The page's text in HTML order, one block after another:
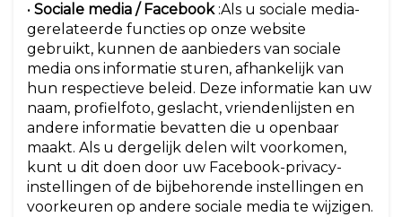
• Sociale media / Facebook:Als u sociale media-
gerelateerde functies op onze website
gebruikt, kunnen de aanbieders van sociale
media ons informatie sturen, afhankelijk van
hun respectieve beleid. Deze informatie kan uw
naam, profielfoto, geslacht, vriendenlijsten en
andere informatie bevatten die u openbaar
maakt. Als u dergelijk delen wilt voorkomen,
kunt u dit doen door uw Facebook-privacy-
instellingen of de bijbehorende instellingen en
voorkeuren op andere sociale media te wijzigen.